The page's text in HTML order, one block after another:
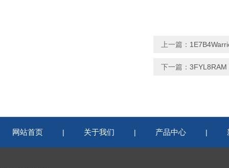
上一篇：
下一篇： 3FYL8RAM
网站首页 | 关于我们 | 产品中心 |